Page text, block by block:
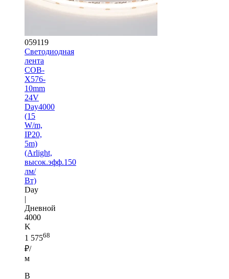
059119
Светодиодная
лента
COB-
X576-
10mm
24V
Day4000
(15
W/m,
IP20,
5m)
(Arlight,
высок.эфф.150
лм/
Вт)
Day
|
Дневной
4000
K
1 57568
₽/
м
В